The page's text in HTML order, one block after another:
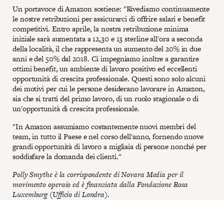
Un portavoce di Amazon sostiene: "Rivediamo continuamente
le nostre retribuzioni per assicurarci di offrire salari e benefit
competitivi. Entro aprile, la nostra retribuzione minima
iniziale sarà aumentata a 12,30 e 13 sterline all'ora a seconda
della località, il che rappresenta un aumento del 20% in due
anni e del 50% dal 2018. Ci impegniamo inoltre a garantire
ottimi benefit, un ambiente di lavoro positivo ed eccellenti
opportunità di crescita professionale. Questi sono solo alcuni
dei motivi per cui le persone desiderano lavorare in Amazon,
sia che si tratti del primo lavoro, di un ruolo stagionale o di
un'opportunità di crescita professionale.
"In Amazon assumiamo costantemente nuovi membri del
team, in tutto il Paese e nel corso dell'anno, fornendo nuove
grandi opportunità di lavoro a migliaia di persone nonché per
soddisfare la domanda dei clienti."
Polly Smythe è la corrispondente di Novara Media per il
movimento operaio ed è finanziata dalla Fondazione Rosa
Luxemburg (Ufficio di Londra).